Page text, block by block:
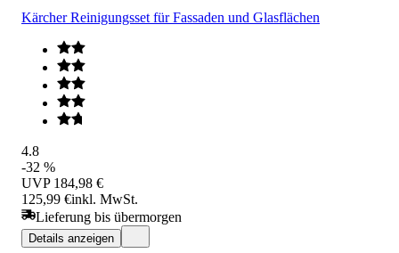
Kärcher Reinigungsset für Fassaden und Glasflächen
4.8
-32 %
UVP 184,98 €
125,99 €inkl. MwSt.
Lieferung bis übermorgen
Details anzeigen